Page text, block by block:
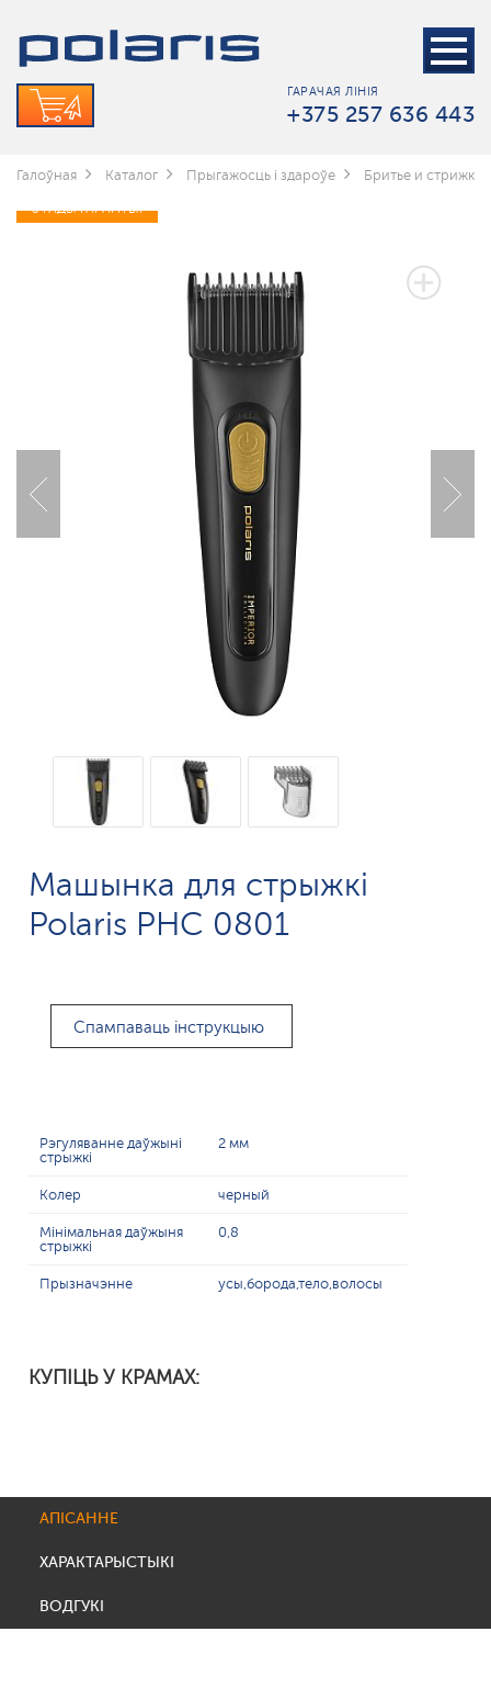
ГАРАЧАЯ ЛІНІЯ
+375 257 636 443
Галоўная Каталог Прыгажосць і здароўе Бритье и стрижка
3 ГАДЫ ГАРАНТЫІ
Машынка для стрыжкі
Polaris PHC 0801
Спампаваць інструкцыю
Рэгуляванне даўжыні
стрыжкі
2 мм
Колер черный
Мінімальная даўжыня
стрыжкі
0,8
Прызначэнне усы,борода,тело,волосы
КУПІЦЬ У КРАМАХ:
АПІСАННЕ
ХАРАКТАРЫСТЫКІ
ВОДГУКІ